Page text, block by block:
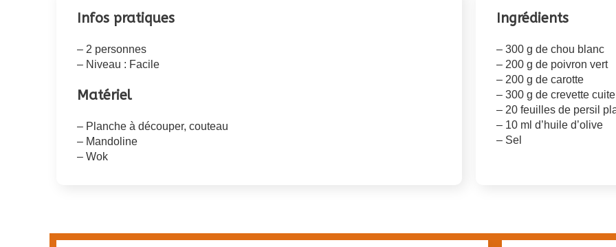
Infos pratiques
– 2 personnes
– Niveau : Facile
Matériel
– Planche à découper, couteau
– Mandoline
– Wok
Ingrédients
– 300 g de chou blanc
– 200 g de poivron vert
– 200 g de carotte
– 300 g de crevette cuite
– 20 feuilles de persil
– 10 ml d’huile d’olive
– Sel